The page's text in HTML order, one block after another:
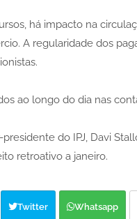
há impacto na
A regularidade dos
ao longo do dia nas
do IPJ, Davi
retroativo a janeiro.
Twitter Whatsapp